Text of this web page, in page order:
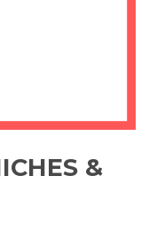
&